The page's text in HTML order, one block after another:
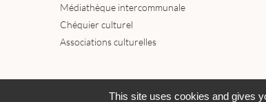
Médiathèque intercommunale
Chéquier culturel
Associations culturelles
Actualités Archives
This site uses cookies and gives